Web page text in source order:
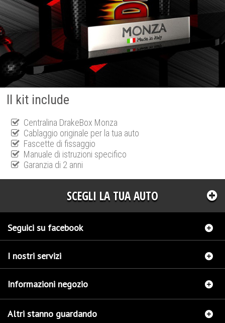
Il kit include
Centralina DrakeBox Monza
Cablaggio originale per la tua auto
Fascette di fissaggio
Manuale di istruzioni specifico
Garanzia di 2 anni
SCEGLI LA TUA AUTO
Seguici su facebook
I nostri servizi
Informazioni negozio
Altri stanno guardando